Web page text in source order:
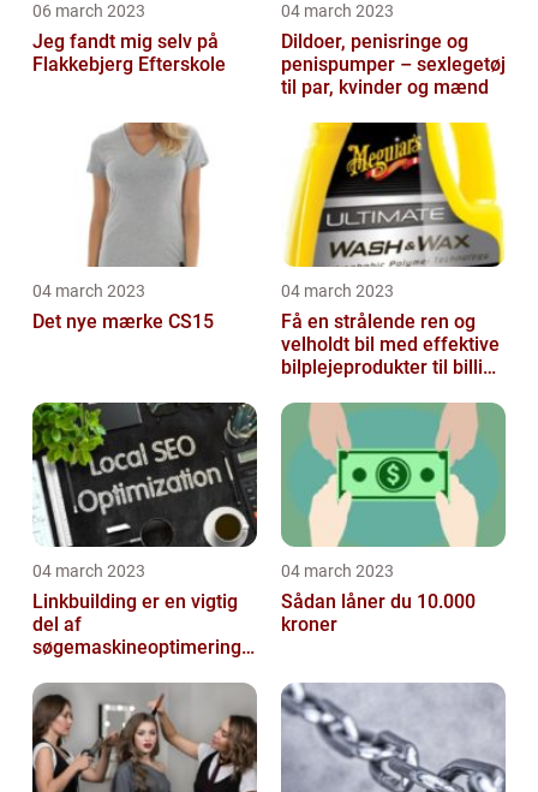
06 march 2023
Jeg fandt mig selv på
Flakkebjerg Efterskole
04 march 2023
Dildoer, penisringe og
penispumper – sexlegetøj
til par, kvinder og mænd
04 march 2023
Det nye mærke CS15
04 march 2023
Få en strålende ren og
velholdt bil med effektive
bilplejeprodukter til billige
04 march 2023
Linkbuilding er en vigtig
del af
søgemaskineoptimeringe
04 march 2023
Sådan låner du 10.000
kroner